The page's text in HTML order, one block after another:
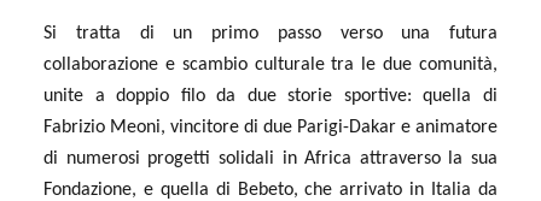
Si tratta di un primo passo verso una futura
collaborazione e scambio culturale tra le due comunità,
unite a doppio filo da due storie sportive: quella di
Fabrizio Meoni, vincitore di due Parigi-Dakar e animatore
di numerosi progetti solidali in Africa attraverso la sua
Fondazione, e quella di Bebeto, che arrivato in Italia da